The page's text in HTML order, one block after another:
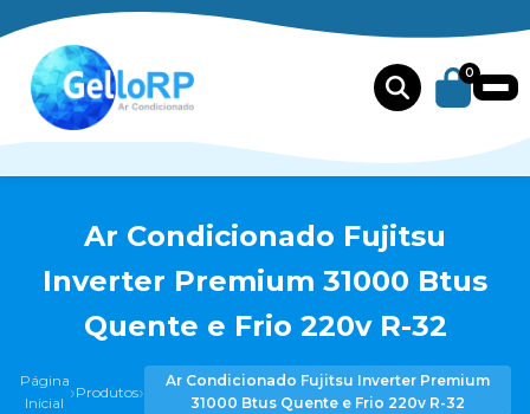
0
Ar Condicionado Fujitsu
Inverter Premium 31000 Btus
Quente e Frio 220v R-32
Página
Inicial ›Produtos›
Ar Condicionado Fujitsu Inverter Premium
31000 Btus Quente e Frio 220v R-32